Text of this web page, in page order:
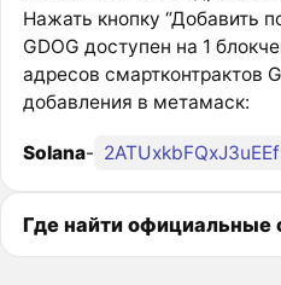
Нажать кнопку “Добавить
GDOG доступен на 1
адресов смартконтрактов
добавления в метамаск:
Solana-
Где найти официальные